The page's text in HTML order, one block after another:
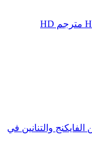
والتنانين في